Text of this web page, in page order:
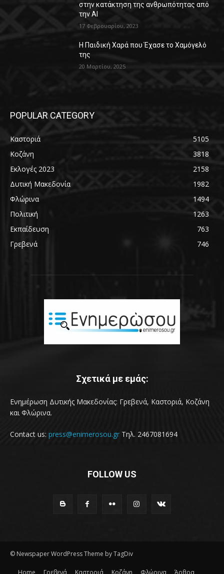
στην κατάκτηση της ανθρωπότητας από
την AI
17 Φεβρουαρίου, 2023
Η Παιδική Χαρά που Έχασε το Χαμόγελό
της
20 Μαρτίου, 2025
POPULAR CATEGORY
Καστοριά
5105
Κοζάνη
3818
Εκλογές 2023
2158
Δυτική Μακεδονία
1982
Φλώρινα
1494
Πολιτική
1263
Εκπαίδευση
763
Γρεβενά
746
Σχετικά με εμάς:
Ενημέρωση Δυτικής Μακεδονίας: Γρεβενά, Καστοριά, Κοζάνη
και Φλώρινα.
Contact us: press@enimerosou.gr Τηλ. 2467081694
FOLLOW US
© Newspaper WordPress Theme by TagDiv